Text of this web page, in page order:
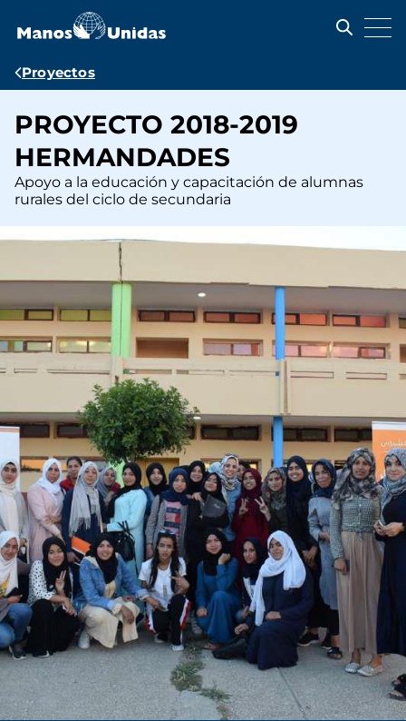
contenido
Ruta
navegación
Proyectos
PROYECTO 2018-2019
HERMANDADES
Apoyo a la educación y capacitación de alumnas
rurales del ciclo de secundaria